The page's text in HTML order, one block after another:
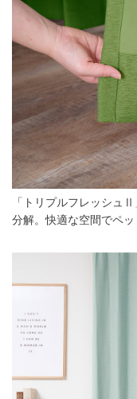
「トリプルフレッシュ
分解。快適な空間でペッ